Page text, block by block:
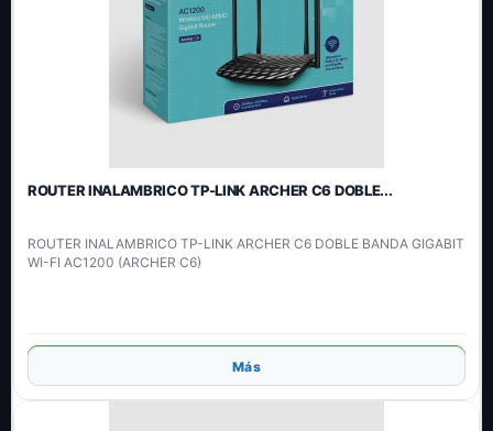
ROUTER INALAMBRICO TP-LINK ARCHER C6 DOBLE...
ROUTER INALAMBRICO TP-LINK ARCHER C6 DOBLE BANDA GIGABIT
WI-FI AC1200 (ARCHER C6)
Añadir
Más